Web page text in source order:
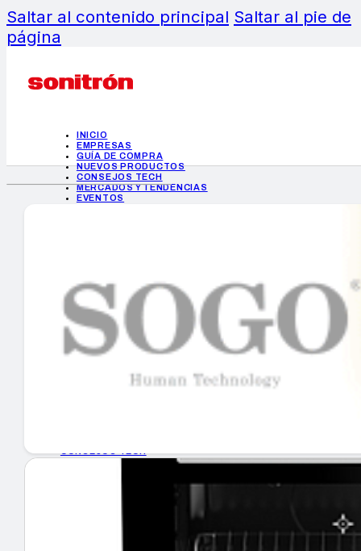
Saltar al contenido principal Saltar al pie de
página
INICIO
EMPRESAS
GUÍA DE COMPRA
NUEVOS PRODUCTOS
CONSEJOS TECH
MERCADOS Y TENDENCIAS
EVENTOS
INICIO
EMPRESAS
GUÍA DE COMPRA
MERCADOS Y TENDENCIAS